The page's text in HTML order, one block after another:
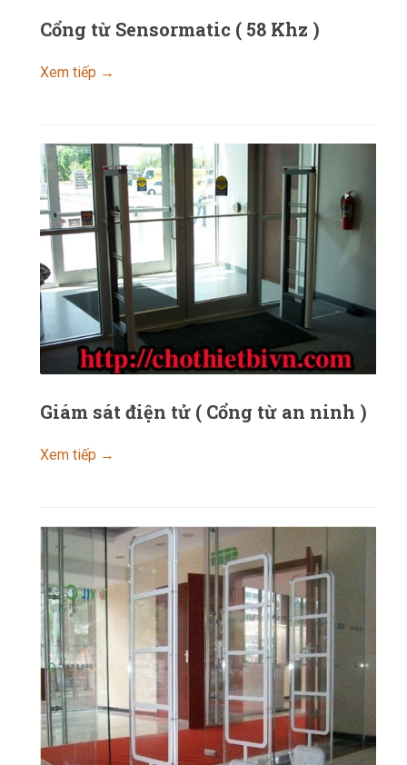
Cổng từ Sensormatic ( 58 Khz )
Xem tiếp →
Giám sát điện tử ( Cổng từ an ninh )
Xem tiếp →